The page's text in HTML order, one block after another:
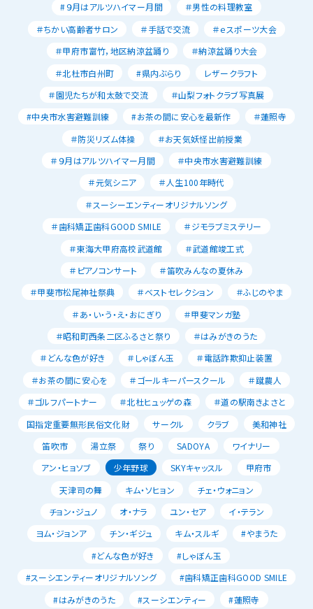
#９月はアルツハイマー月間
＃男性の料理教室
＃ちかい高齢者サロン
＃手話で交流
＃ｅスポーツ大会
＃甲府市富竹，地区納涼盆踊り
＃納涼盆踊り大会
＃北杜市白州町
#県内ぶらり
レザークラフト
＃園児たちが和太鼓で交流
＃山梨フォトクラブ写真展
#中央市水害避難訓練
#お茶の間に安心を最新作
＃蓮照寺
＃防災リズム体操
＃お天気妖怪出前授業
＃９月はアルツハイマー月間
＃中央市水害避難訓練
＃元気シニア
＃人生100年時代
＃スーシーエンティーオリジナルソング
＃歯科矯正歯科GOOD SMILE
＃ジモラブミステリー
＃東海大甲府高校武道館
＃武道館竣工式
＃ピアノコンサート
＃笛吹みんなの夏休み
＃甲斐市松尾神社祭典
＃ベストセレクション
＃ふじのやま
＃あ・い・う・え・おにぎり
＃甲斐マンガ塾
＃昭和町西条二区ふるさと祭り
＃はみがきのうた
＃どんな色が好き
＃しゃぼん玉
＃電話詐欺抑止装置
＃お茶の間に安心を
＃ゴールキーパースクール
＃蹴農人
＃ゴルフパートナー
＃北杜ヒュッゲの森
＃道の駅南きよさと
国指定重要無形民俗文化財
サークル クラブ
美和神社
笛吹市
湯立祭 祭り SADOYA
ワイナリー
アン・ヒョソブ
少年野球 SKYキャッスル
甲府市
天津司の舞
キム・ソヒョン
チェ・ウォニョン
チョン・ジュノ
オ・ナラ ユン・セア
イ・テラン
ヨム・ジョンア
チン・ギジュ キム・スルギ
#やまうた
#どんな色が好き
#しゃぼん玉
#スーシエンティーオリジナルソング
#歯科矯正歯科GOOD SMILE
#はみがきのうた
#スーシエンティー
#蓮照寺